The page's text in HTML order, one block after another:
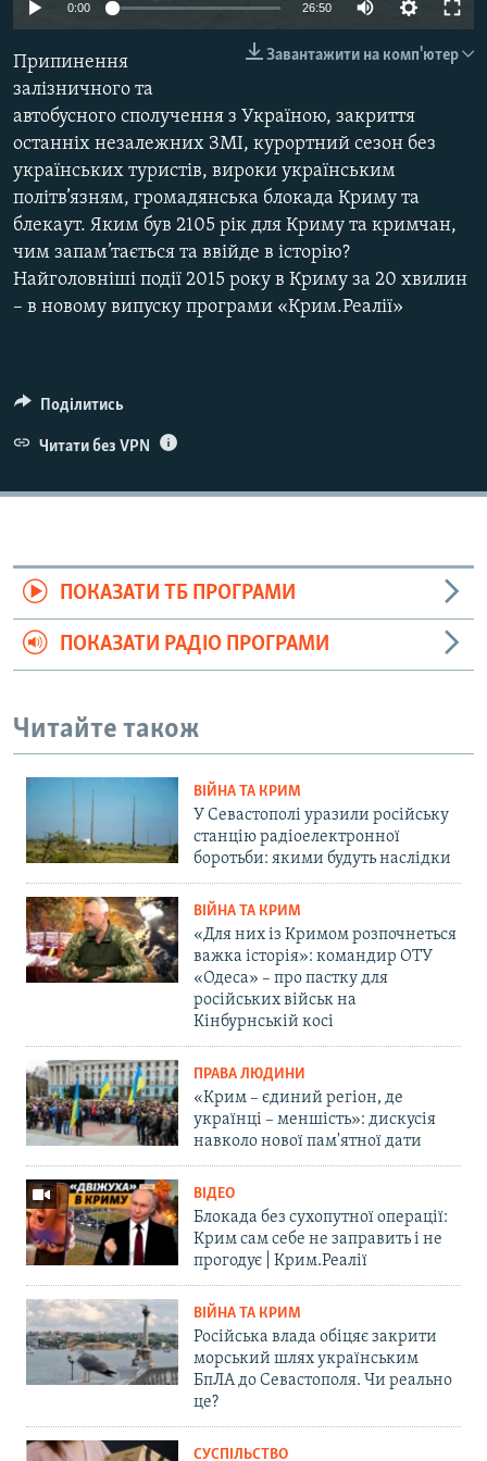
ВІДЕОУРОКИ «ELIFBE»
СВІДЧЕННЯ ОКУПАЦІЇ
УКРАЇНСЬКА ПРОБЛЕМА КРИМУ
ІНФОГРАФІКА
Qırımtatar
ДОЛУЧАЙСЯ!
Усі сайти RFE/RL
0:00 26:50
Завантажити на комп'ютер
Припинення
залізничного та
автобусного сполучення з Україною, закриття
останніх незалежних ЗМІ, курортний сезон без
українських туристів, вироки українським
політв’язням, громадянська блокада Криму та
блекаут. Яким був 2105 рік для Криму та кримчан,
чим запам’тається та ввійде в історію?
Найголовніші події 2015 року в Криму за 20 хвилин
– в новому випуску програми «Крим.Реалії»
Поділитись
Читати без VPN
ПОКАЗАТИ ТБ ПРОГРАМИ
ПОКАЗАТИ РАДІО ПРОГРАМИ
Читайте також
ВІЙНА ТА КРИМ
У Севастополі уразили російську
станцію радіоелектронної
боротьби: якими будуть наслідки
ВІЙНА ТА КРИМ
«Для них із Кримом розпочнеться
важка історія»: командир ОТУ
«Одеса» – про пастку для
російських військ на
Кінбурнській косі
ПРАВА ЛЮДИНИ
«Крим – єдиний регіон, де
українці – меншість»: дискусія
навколо нової пам'ятної дати
ВІДЕО
Блокада без сухопутної операції:
Крим сам себе не заправить і не
прогодує | Крим.Реалії
ВІЙНА ТА КРИМ
Російська влада обіцяє закрити
морський шлях українським
БпЛА до Севастополя. Чи реально
це?
СУСПІЛЬСТВО